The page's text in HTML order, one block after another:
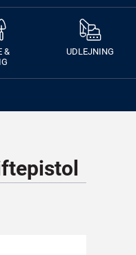
&
UDLEJNING